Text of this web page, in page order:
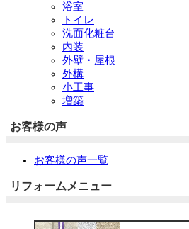
浴室
トイレ
洗面化粧台
内装
外壁・屋根
外構
小工事
増築
お客様の声
お客様の声一覧
リフォームメニュー